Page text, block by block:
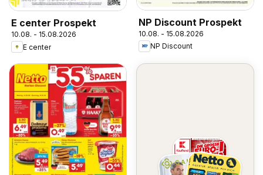
E center Prospekt
10.08. - 15.08.2026
E center
NP Discount Prospekt
10.08. - 15.08.2026
NP Discount